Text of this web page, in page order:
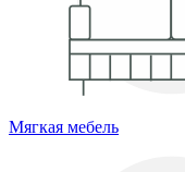
Мягкая мебель